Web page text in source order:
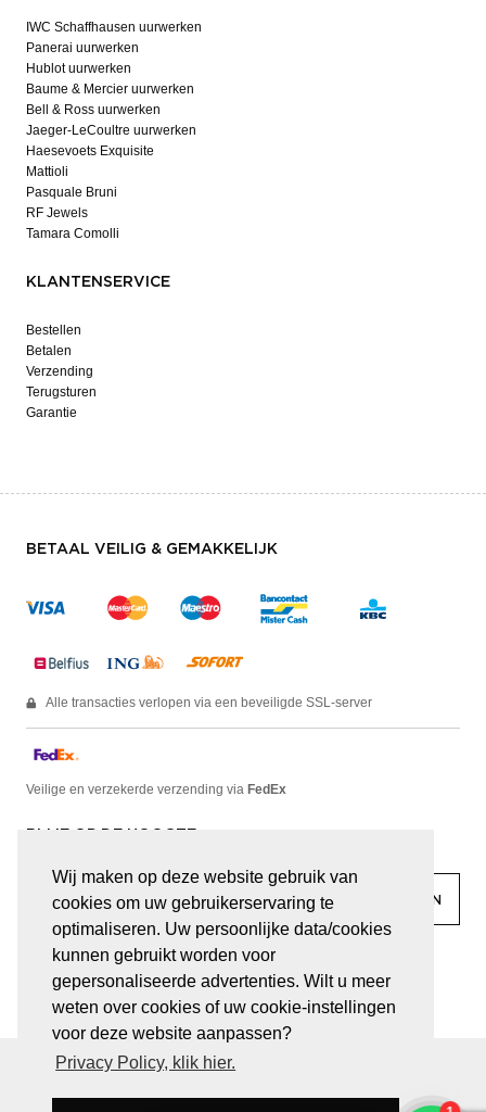
Wij maken op deze website gebruik van
cookies om uw gebruikerservaring te
optimaliseren. Uw persoonlijke data/cookies
kunnen gebruikt worden voor
gepersonaliseerde advertenties. Wilt u meer
weten over cookies of uw cookie-instellingen
voor deze website aanpassen?
Privacy Policy, klik hier.
IWC Schaffhausen uurwerken
Panerai uurwerken
Hublot uurwerken
Baume & Mercier uurwerken
Bell & Ross uurwerken
Jaeger-LeCoultre uurwerken
Haesevoets Exquisite
Mattioli
Pasquale Bruni
RF Jewels
Tamara Comolli
KLANTENSERVICE
Bestellen
Betalen
Verzending
Terugsturen
Garantie
BETAAL VEILIG & GEMAKKELIJK
Alle transacties verlopen via een beveiligde SSL-server
Veilige en verzekerde verzending via FedEx
BLIJF OP DE HOOGTE
facebook linkedin
© JUWELEN HAESEVOETS 2026